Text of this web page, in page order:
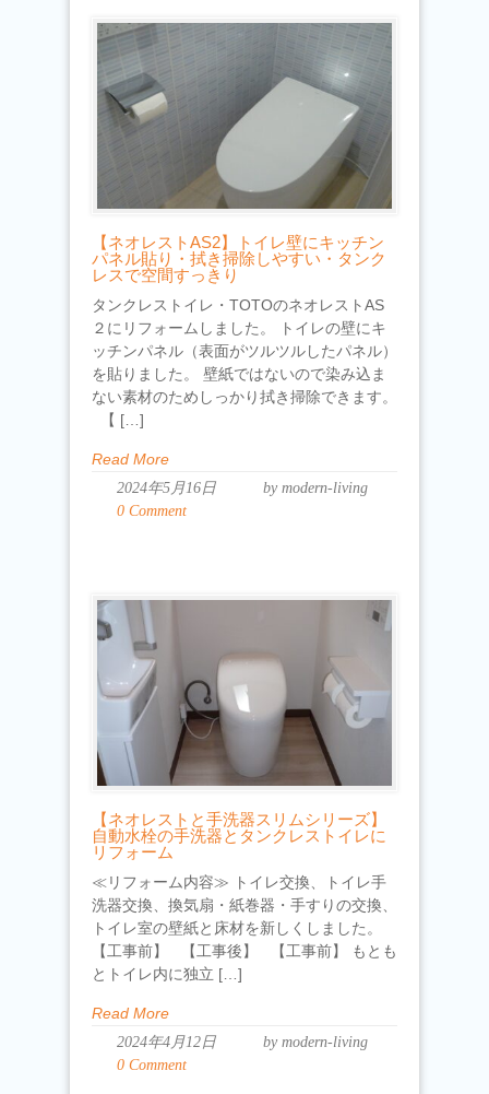
【ネオレストAS2】トイレ壁にキッチン
パネル貼り・拭き掃除しやすい・タンク
レスで空間すっきり
タンクレストイレ・TOTOのネオレストAS
２にリフォームしました。 トイレの壁にキ
ッチンパネル（表面がツルツルしたパネル）
を貼りました。 壁紙ではないので染み込ま
ない素材のためしっかり拭き掃除できます。
【 […]
Read More
2024年5月16日
by modern-living
0 Comment
【ネオレストと手洗器スリムシリーズ】
自動水栓の手洗器とタンクレストイレに
リフォーム
≪リフォーム内容≫ トイレ交換、トイレ手
洗器交換、換気扇・紙巻器・手すりの交換、
トイレ室の壁紙と床材を新しくしました。
【工事前】 【工事後】 【工事前】 もとも
とトイレ内に独立 […]
Read More
2024年4月12日
by modern-living
0 Comment